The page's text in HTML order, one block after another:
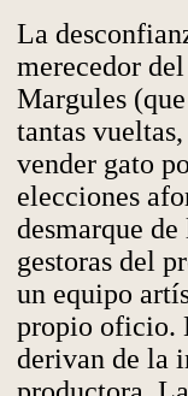
La
merecedor
Margules
tantas
vender gato
elecciones
desmarque
gestoras del
un equipo
propio oficio.
derivan de la